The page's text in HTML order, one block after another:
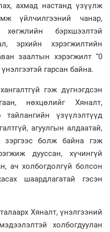
ахмад настанд үзүүлж
үйлчилгээний чанар,
хөгжлийн бэрхшээлтэй
эрхийн хэрэгжилтийн
заалтын хэрэгжилт “0
үнэлгээтэй гарсан байна.
гэж дүгнэгдсэн
нөхцөлийг Хяналт,
үзүүлэлтүүд
агуулгын алдаатай,
зэргээс болж байна гэж
дууссан, хүчингүй
ач холбогдолгүй болсон
шаардлагатай гэсэн
Хяналт, үнэлгээний
холбогдуулан